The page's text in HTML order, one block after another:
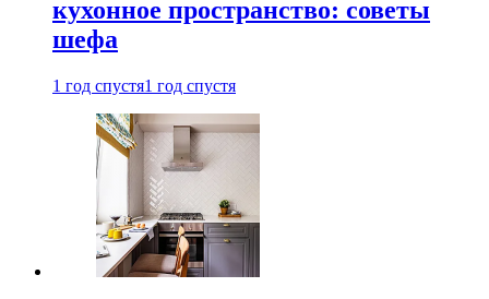
кухонное пространство: советы
шефа
1 год спустя1 год спустя